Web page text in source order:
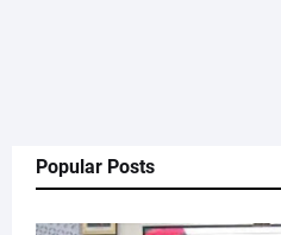
Popular Posts